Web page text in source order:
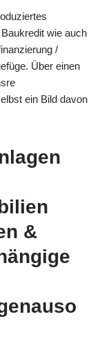
wie auch
/
Über einen
ein Bild davon
&